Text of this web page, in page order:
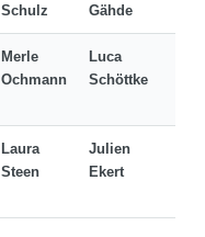
Schulz
Gähde
Merle
Ochmann
Luca
Schöttke
Laura
Steen
Julien
Ekert